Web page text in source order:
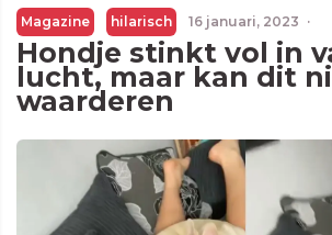
Magazine hilarisch 16 januari, 2023 ·
Hondje stinkt vol in
lucht, maar kan dit
waarderen